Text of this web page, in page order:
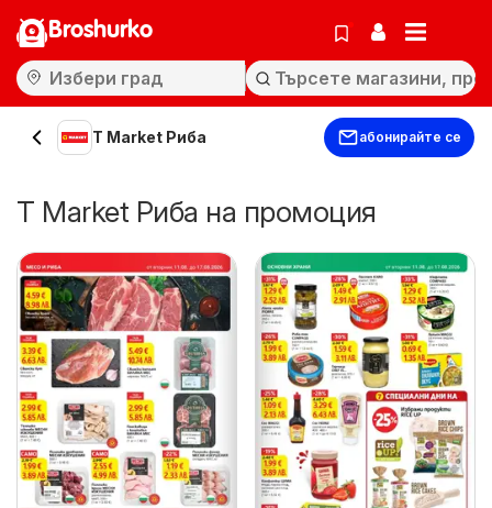
Broshurko
T Market Риба абонирайте се
T Market Риба на промоция